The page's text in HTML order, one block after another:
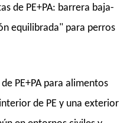
de PE+PA: barrera baja-
equilibrada" para perros
PE+PA para alimentos
de PE y una exterior